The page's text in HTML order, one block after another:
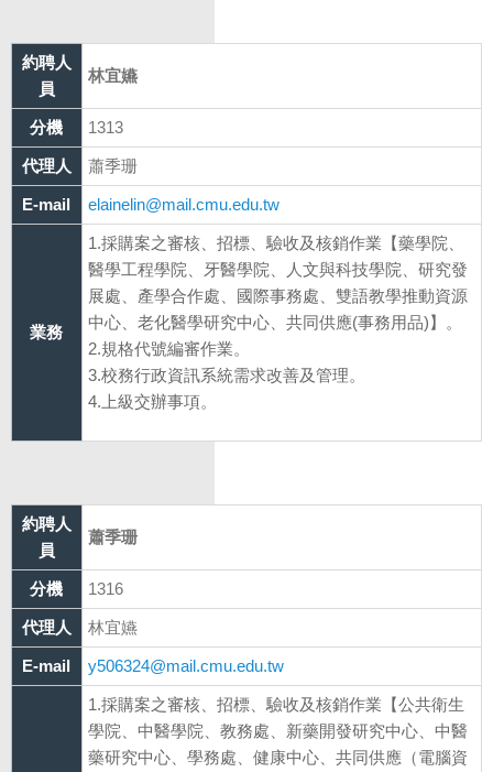
約聘人
員
林宜嬿
分機 1313
代理人 蕭季珊
E-mail elainelin@mail.cmu.edu.tw
業務
1.採購案之審核、招標、驗收及核銷作業【藥學院、
醫學工程學院、牙醫學院、人文與科技學院、研究發
展處、產學合作處、國際事務處、雙語教學推動資源
中心、老化醫學研究中心、共同供應(事務用品)】。
2.規格代號編審作業。
3.校務行政資訊系統需求改善及管理。
4.上級交辦事項。
約聘人
員
蕭季珊
分機 1316
代理人 林宜嬿
E-mail y506324@mail.cmu.edu.tw
1.採購案之審核、招標、驗收及核銷作業【公共衛生
學院、中醫學院、教務處、新藥開發研究中心、中醫
藥研究中心、學務處、健康中心、共同供應（電腦資